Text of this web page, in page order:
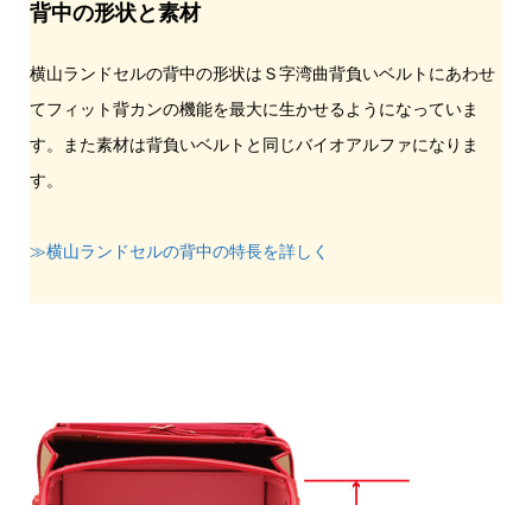
背中の形状と素材
横山ランドセルの背中の形状はＳ字湾曲背負いベルトにあわせ
てフィット背カンの機能を最大に生かせるようになっていま
す。また素材は背負いベルトと同じバイオアルファになりま
す。
≫横山ランドセルの背中の特長を詳しく